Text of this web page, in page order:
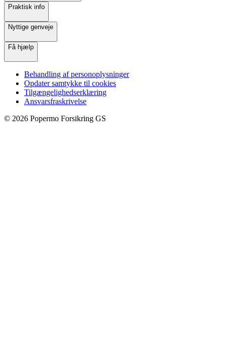
Praktisk info
Nyttige genveje
Få hjælp
Behandling af personoplysninger
Opdater samtykke til cookies
Tilgængelighedserklæring
Ansvarsfraskrivelse
© 2026 Popermo Forsikring GS